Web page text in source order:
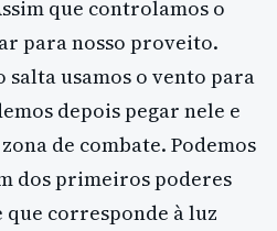
que controlamos o
para nosso proveito.
salta usamos o vento para
depois pegar nele e
de combate. Podemos
dos primeiros poderes
que corresponde à luz